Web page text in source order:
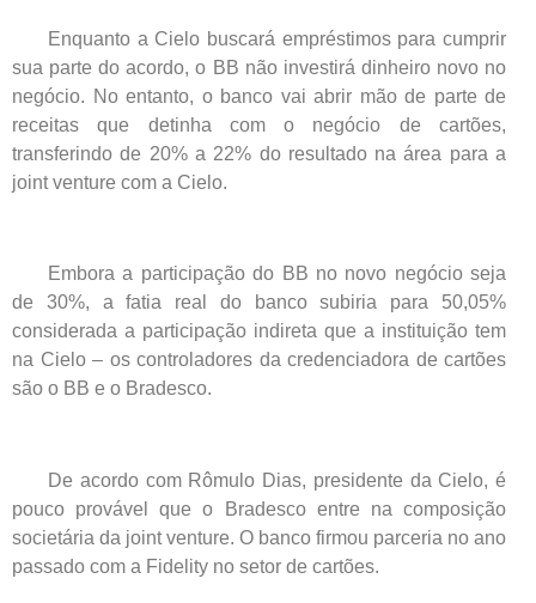
Enquanto a Cielo buscará empréstimos para cumprir
sua parte do acordo, o BB não investirá dinheiro novo no
negócio. No entanto, o banco vai abrir mão de parte de
receitas que detinha com o negócio de cartões,
transferindo de 20% a 22% do resultado na área para a
joint venture com a Cielo.
Embora a participação do BB no novo negócio seja
de 30%, a fatia real do banco subiria para 50,05%
considerada a participação indireta que a instituição tem
na Cielo – os controladores da credenciadora de cartões
são o BB e o Bradesco.
De acordo com Rômulo Dias, presidente da Cielo, é
pouco provável que o Bradesco entre na composição
societária da joint venture. O banco firmou parceria no ano
passado com a Fidelity no setor de cartões.